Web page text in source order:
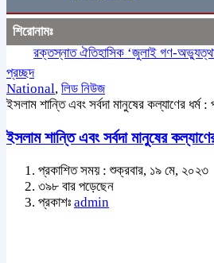
শিরোনামঃ
রক্তস্নাত ঐতিহাসিক ‌‘জুলাই গণ-অভ্যুত্থান
প্রচ্ছদ
National, লিড নিউজ
ইসলাম শান্তি এবং সর্বদা মানুষের কল্যাণের ধর্ম :
ইসলাম শান্তি এবং সর্বদা মানুষের
প্রকাশিত সময় : শুক্রবার, ১৯ মে, ২০২৩
৩৯৮ বার পড়েছেন
প্রকাশঃ admin